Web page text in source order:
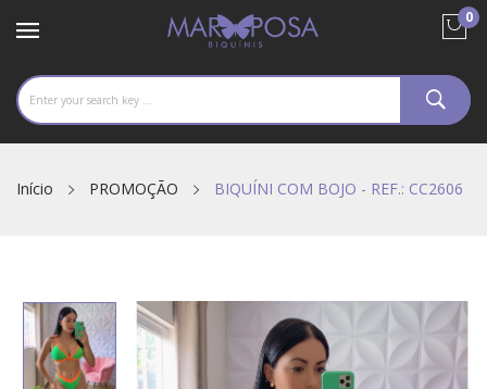
0
Início PROMOÇÃO BIQUÍNI COM BOJO - REF.: CC2606